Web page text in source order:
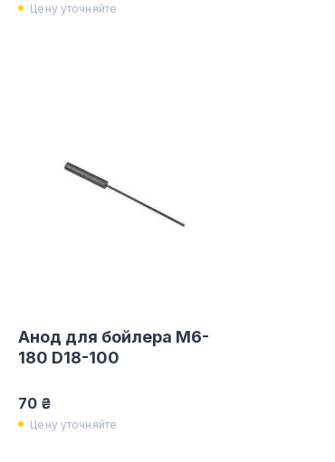
Цену уточняйте
Анод для бойлера M6-
180 D18-100
70 ₴
Цену уточняйте